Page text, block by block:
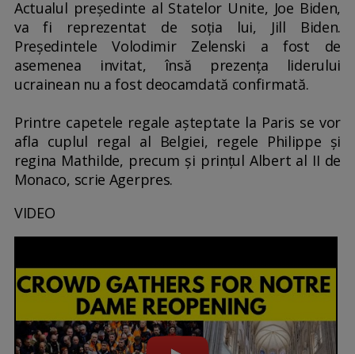
Actualul preşedinte al Statelor Unite, Joe Biden,
va fi reprezentat de soţia lui, Jill Biden.
Preşedintele Volodimir Zelenski a fost de
asemenea invitat, însă prezenţa liderului
ucrainean nu a fost deocamdată confirmată.
Printre capetele regale aşteptate la Paris se vor
afla cuplul regal al Belgiei, regele Philippe şi
regina Mathilde, precum şi prinţul Albert al II de
Monaco, scrie Agerpres.
VIDEO